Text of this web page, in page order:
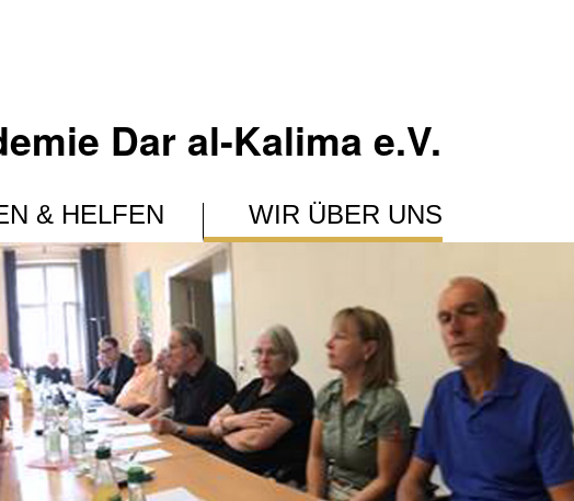
­Dar al-Kalima e.V.
& HELFEN WIR ÜBER UNS